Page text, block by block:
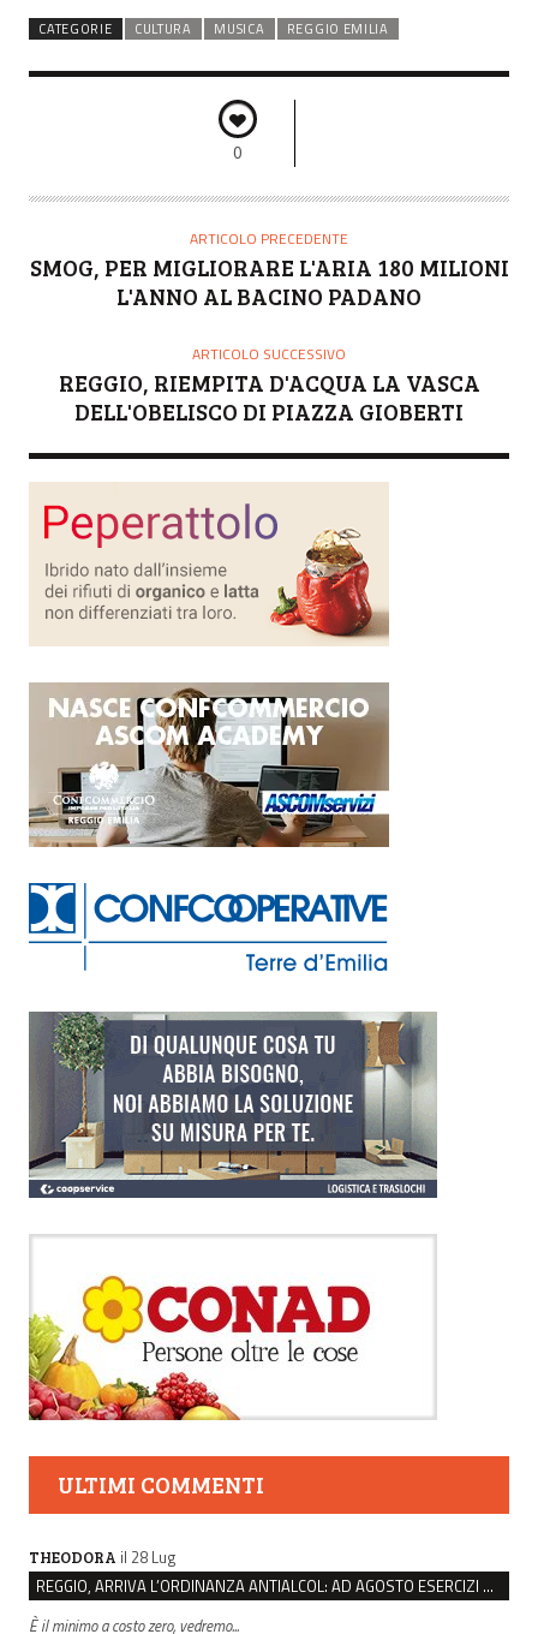
CATEGORIE CULTURA MUSICA REGGIO EMILIA
0
ARTICOLO PRECEDENTE
SMOG, PER MIGLIORARE L'ARIA 180 MILIONI
L'ANNO AL BACINO PADANO
ARTICOLO SUCCESSIVO
REGGIO, RIEMPITA D'ACQUA LA VASCA
DELL'OBELISCO DI PIAZZA GIOBERTI
ULTIMI COMMENTI
THEODORA il 28 Lug
REGGIO, ARRIVA L’ORDINANZA ANTIALCOL: AD AGOSTO ESERCIZI DI VICINATO CHIUSI DALLE 22 ALLE 6
È il minimo a costo zero, vedremo...